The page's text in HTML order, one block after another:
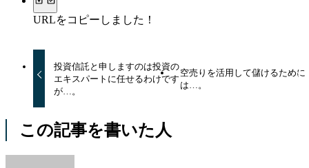
URLをコピーしました！
投資信託と申しますのは投資の
エキスパートに任せるわけです
が…。
空売りを活用して儲けるために
は…。
この記事を書いた人